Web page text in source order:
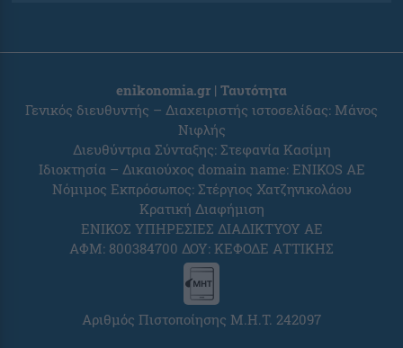
enikonomia.gr | Ταυτότητα
Γενικός διευθυντής – Διαχειριστής ιστοσελίδας: Μάνος
Νιφλής
Διευθύντρια Σύνταξης: Στεφανία Κασίμη
Ιδιοκτησία – Δικαιούχος domain name: ENIKOS AE
Νόμιμος Εκπρόσωπος: Στέργιος Χατζηνικολάου
Κρατική Διαφήμιση
ΕΝΙΚΟΣ ΥΠΗΡΕΣΙΕΣ ΔΙΑΔΙΚΤΥΟΥ ΑΕ
ΑΦΜ: 800384700 ΔΟΥ: ΚΕΦΟΔΕ ΑΤΤΙΚΗΣ
Αριθμός Πιστοποίησης Μ.Η.Τ. 242097